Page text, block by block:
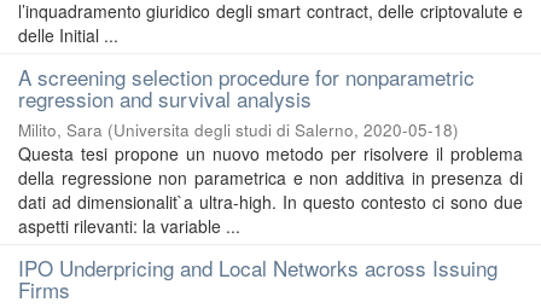
l’inquadramento giuridico degli smart contract, delle criptovalute e
delle Initial ...
A screening selection procedure for nonparametric
regression and survival analysis
Milito, Sara (Universita degli studi di Salerno, 2020-05-18)
Questa tesi propone un nuovo metodo per risolvere il problema
della regressione non parametrica e non additiva in presenza di
dati ad dimensionalit`a ultra-high. In questo contesto ci sono due
aspetti rilevanti: la variable ...
IPO Underpricing and Local Networks across Issuing
Firms